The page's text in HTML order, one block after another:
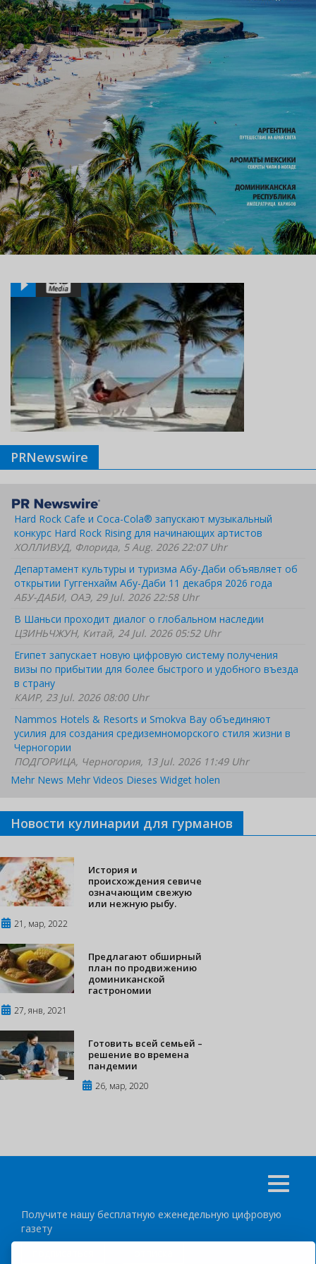
PRNewswire
Hard Rock Cafe и Coca-Cola® запускают музыкальный
конкурс Hard Rock Rising для начинающих артистов
ХОЛЛИВУД, Флорида, 5 Aug. 2026 22:07 Uhr
Департамент культуры и туризма Абу-Даби объявляет об
открытии Гуггенхайм Абу-Даби 11 декабря 2026 года
АБУ-ДАБИ, ОАЭ, 29 Jul. 2026 22:58 Uhr
В Шаньси проходит диалог о глобальном наследии
ЦЗИНЬЧЖУН, Китай, 24 Jul. 2026 05:52 Uhr
Египет запускает новую цифровую систему получения
визы по прибытии для более быстрого и удобного въезда
в страну
КАИР, 23 Jul. 2026 08:00 Uhr
Nammos Hotels & Resorts и Smokva Bay объединяют
усилия для создания средиземноморского стиля жизни в
Черногории
ПОДГОРИЦА, Черногория, 13 Jul. 2026 11:49 Uhr
Mehr News Mehr Videos Dieses Widget holen
Новости кулинарии для гурманов
История и
происхождения севиче
означающим свежую
или нежную рыбу.
21, мар, 2022
Предлагают обширный
план по продвижению
доминиканской
гастрономии
27, янв, 2021
Готовить всей семьей –
решение во времена
пандемии
26, мар, 2020
Получите нашу бесплатную еженедельную цифровую
газету